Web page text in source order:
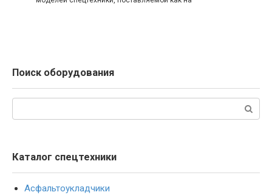
Поиск оборудования
Каталог спецтехники
Асфальтоукладчики